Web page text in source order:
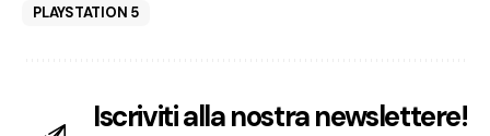
PLAYSTATION 5
Iscriviti alla nostra newslettere!